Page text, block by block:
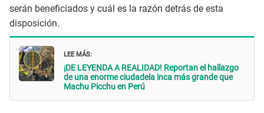
serán beneficiados y cuál es la razón detrás de esta
disposición.
LEE MÁS:
¡DE LEYENDA A REALIDAD! Reportan el hallazgo
de una enorme ciudadela inca más grande que
Machu Picchu en Perú